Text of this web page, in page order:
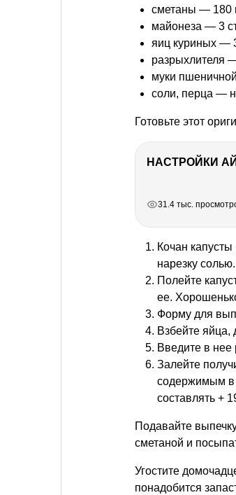
сметаны — 180
майонеза — 3
яиц куриных —
разрыхлителя
муки
соли, перца —
Готовьте этот
НАСТРОЙКИ
31.4 тыс.
Кочан
нарезку
Полейте
ее.
Форму для
Взбейте яйца,
Введите в
Залейте
содержимым в
составлять +
Подавайте
сметаной и
Угостите
понадобится